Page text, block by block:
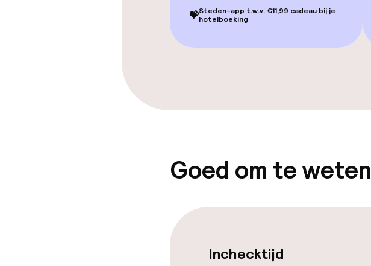
💝Steden-app t.w.v. €11,99 cadeau bij je
hotelboeking
Goed om te weten
Inchecktijd